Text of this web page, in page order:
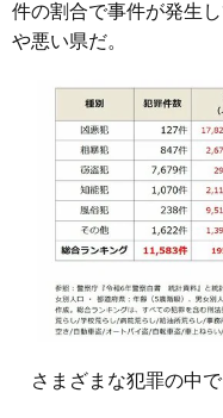
件の割合で事件が発生
や悪い県だ。
さまざまな犯罪の中で